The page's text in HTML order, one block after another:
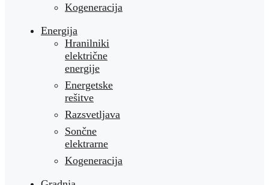
Kogeneracija
Energija
Hranilniki
električne
energije
Energetske
rešitve
Razsvetljava
Sončne
elektrarne
Kogeneracija